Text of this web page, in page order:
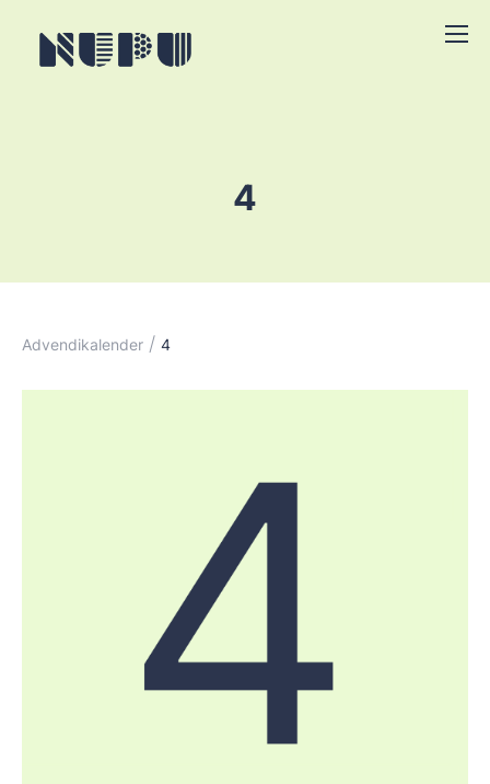
4
Advendikalender / 4